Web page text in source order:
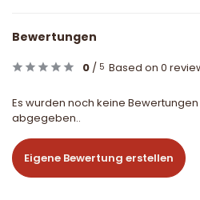
Bewertungen
0 / 5 Based on 0
Es wurden noch keine
abgegeben..
Eigene Bewertung erstellen